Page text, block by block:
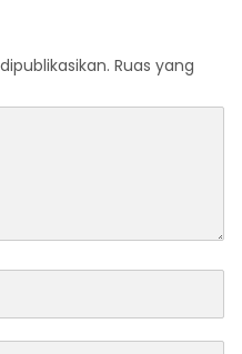
Ruas yang